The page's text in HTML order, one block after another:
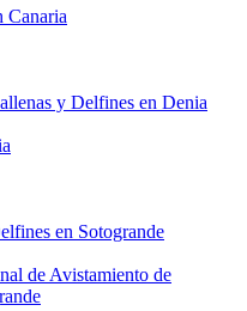
Canaria
y Delfines en Denia
en Sotogrande
de Avistamiento de